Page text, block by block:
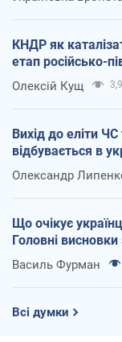
КНДР як
етап російсько-
Олексій Кущ
Вихід до еліти
відбувається в
Олександр
Що очікує
Головні
Василь Фурман
Всі думки